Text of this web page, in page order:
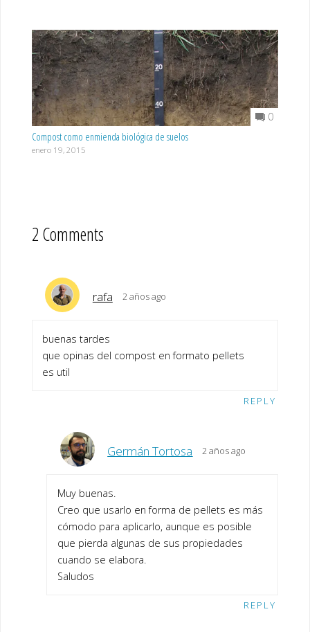
0
Compost como enmienda biológica de suelos
enero 19, 2015
2 Comments
rafa 2 años ago
buenas tardes
que opinas del compost en formato pellets
es util
REPLY
Germán Tortosa 2 años ago
Muy buenas.
Creo que usarlo en forma de pellets es más
cómodo para aplicarlo, aunque es posible
que pierda algunas de sus propiedades
cuando se elabora.
Saludos
REPLY